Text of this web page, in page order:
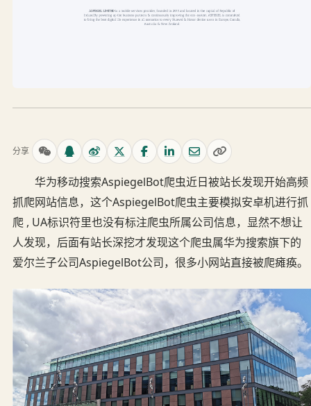
分享
华为移动搜索AspiegelBot爬虫近日被站长发现开始高频
抓爬网站信息，这个AspiegelBot爬虫主要模拟安卓机进行抓
爬 , UA标识符里也没有标注爬虫所属公司信息，显然不想让
人发现，后面有站长深挖才发现这个爬虫属华为搜索旗下的
爱尔兰子公司AspiegelBot公司，很多小网站直接被爬瘫痪。